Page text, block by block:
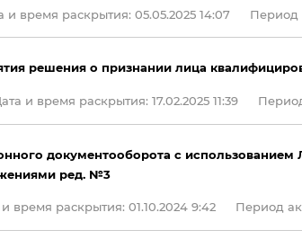
и время раскрытия: 05.05.2025 14:07 Период
решения о признании лица
и время раскрытия: 17.02.2025 11:39
документооборота с
ред. №3
время раскрытия: 01.10.2024 9:42 Период